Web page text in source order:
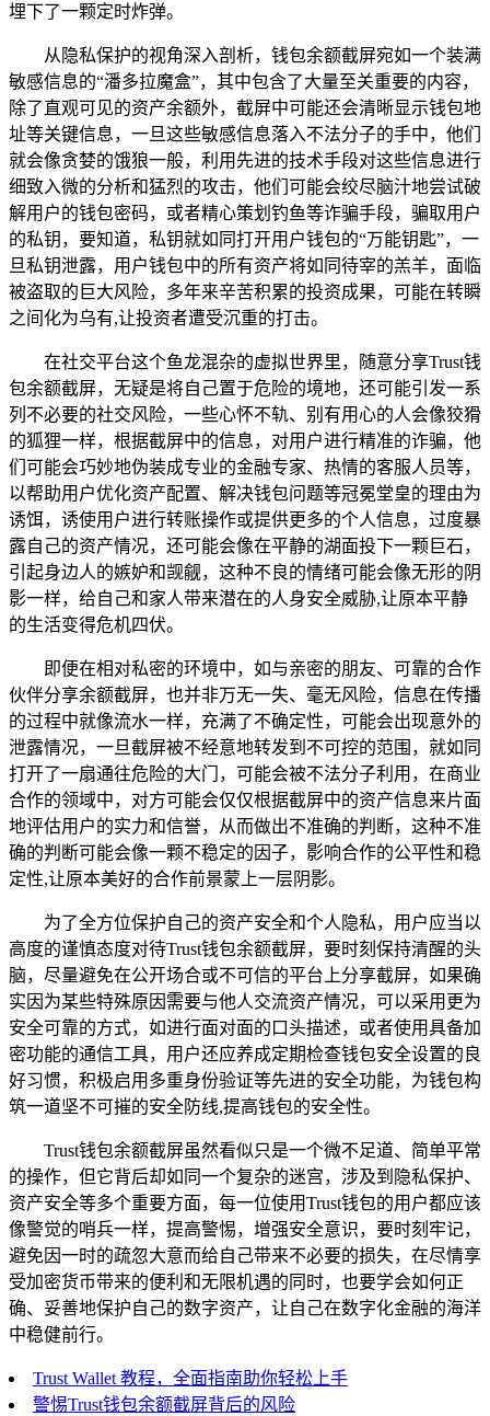
埋下了一颗定时炸弹。
从隐私保护的视角深入剖析，钱包余额截屏宛如一个装满
敏感信息的“潘多拉魔盒”，其中包含了大量至关重要的内容，
除了直观可见的资产余额外，截屏中可能还会清晰显示钱包地
址等关键信息，一旦这些敏感信息落入不法分子的手中，他们
就会像贪婪的饿狼一般，利用先进的技术手段对这些信息进行
细致入微的分析和猛烈的攻击，他们可能会绞尽脑汁地尝试破
解用户的钱包密码，或者精心策划钓鱼等诈骗手段，骗取用户
的私钥，要知道，私钥就如同打开用户钱包的“万能钥匙”，一
旦私钥泄露，用户钱包中的所有资产将如同待宰的羔羊，面临
被盗取的巨大风险，多年来辛苦积累的投资成果，可能在转瞬
之间化为乌有,让投资者遭受沉重的打击。
在社交平台这个鱼龙混杂的虚拟世界里，随意分享Trust钱
包余额截屏，无疑是将自己置于危险的境地，还可能引发一系
列不必要的社交风险，一些心怀不轨、别有用心的人会像狡猾
的狐狸一样，根据截屏中的信息，对用户进行精准的诈骗，他
们可能会巧妙地伪装成专业的金融专家、热情的客服人员等，
以帮助用户优化资产配置、解决钱包问题等冠冕堂皇的理由为
诱饵，诱使用户进行转账操作或提供更多的个人信息，过度暴
露自己的资产情况，还可能会像在平静的湖面投下一颗巨石，
引起身边人的嫉妒和觊觎，这种不良的情绪可能会像无形的阴
影一样，给自己和家人带来潜在的人身安全威胁,让原本平静
的生活变得危机四伏。
即便在相对私密的环境中，如与亲密的朋友、可靠的合作
伙伴分享余额截屏，也并非万无一失、毫无风险，信息在传播
的过程中就像流水一样，充满了不确定性，可能会出现意外的
泄露情况，一旦截屏被不经意地转发到不可控的范围，就如同
打开了一扇通往危险的大门，可能会被不法分子利用，在商业
合作的领域中，对方可能会仅仅根据截屏中的资产信息来片面
地评估用户的实力和信誉，从而做出不准确的判断，这种不准
确的判断可能会像一颗不稳定的因子，影响合作的公平性和稳
定性,让原本美好的合作前景蒙上一层阴影。
为了全方位保护自己的资产安全和个人隐私，用户应当以
高度的谨慎态度对待Trust钱包余额截屏，要时刻保持清醒的头
脑，尽量避免在公开场合或不可信的平台上分享截屏，如果确
实因为某些特殊原因需要与他人交流资产情况，可以采用更为
安全可靠的方式，如进行面对面的口头描述，或者使用具备加
密功能的通信工具，用户还应养成定期检查钱包安全设置的良
好习惯，积极启用多重身份验证等先进的安全功能，为钱包构
筑一道坚不可摧的安全防线,提高钱包的安全性。
Trust钱包余额截屏虽然看似只是一个微不足道、简单平常
的操作，但它背后却如同一个复杂的迷宫，涉及到隐私保护、
资产安全等多个重要方面，每一位使用Trust钱包的用户都应该
像警觉的哨兵一样，提高警惕，增强安全意识，要时刻牢记，
避免因一时的疏忽大意而给自己带来不必要的损失，在尽情享
受加密货币带来的便利和无限机遇的同时，也要学会如何正
确、妥善地保护自己的数字资产，让自己在数字化金融的海洋
中稳健前行。
Trust Wallet 教程，全面指南助你轻松上手
警惕Trust钱包余额截屏背后的风险